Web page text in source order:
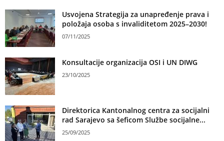
Usvojena Strategija za unapređenje prava i
položaja osoba s invaliditetom 2025–2030!
07/11/2025
Konsultacije organizacija OSI i UN DIWG
23/10/2025
Direktorica Kantonalnog centra za socijalni
rad Sarajevo sa šeficom Službe socijalne...
25/09/2025